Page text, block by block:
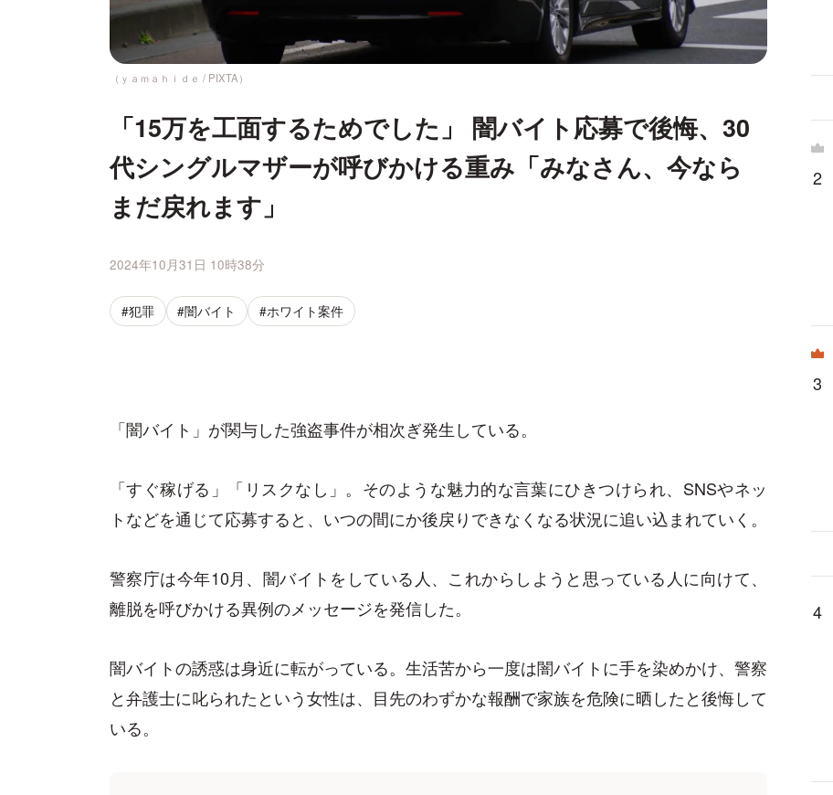
（ｙａｍａｈｉｄｅ / PIXTA）
「15万を工面するためでした」 闇バイト応募で後悔、30
代シングルマザーが呼びかける重み「みなさん、今なら
まだ戻れます」
2024年10月31日 10時38分
#犯罪 #闇バイト #ホワイト案件
「闇バイト」が関与した強盗事件が相次ぎ発生している。
「すぐ稼げる」「リスクなし」。そのような魅力的な言葉にひきつけられ、SNSやネッ
トなどを通じて応募すると、いつの間にか後戻りできなくなる状況に追い込まれていく。
警察庁は今年10月、闇バイトをしている人、これからしようと思っている人に向けて、
離脱を呼びかける異例のメッセージを発信した。
闇バイトの誘惑は身近に転がっている。生活苦から一度は闇バイトに手を染めかけ、警察
と弁護士に叱られたという女性は、目先のわずかな報酬で家族を危険に晒したと後悔して
いる。